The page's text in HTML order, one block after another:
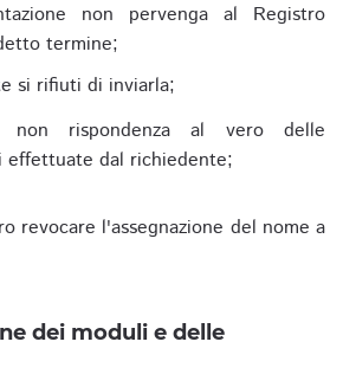
non pervenga al Registro
termine;
si rifiuti di inviarla;
non rispondenza al vero delle
effettuate dal richiedente;
revocare l'assegnazione del nome a
dei moduli e delle